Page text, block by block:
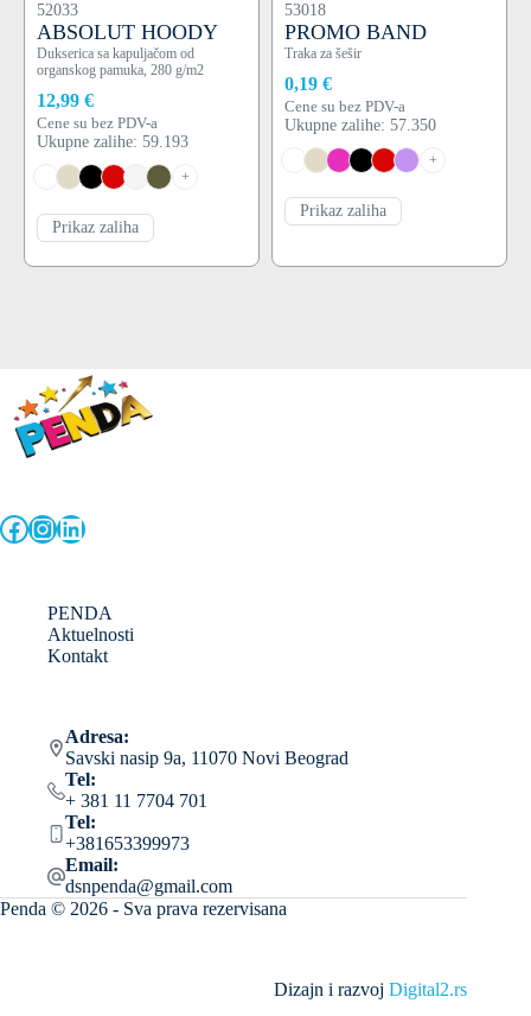
52033
ABSOLUT HOODY
Dukserica sa kapuljačom od
organskog pamuka, 280 g/m2
12,99 €
Cene su bez PDV-a
Ukupne zalihe: 59.193
+
Prikaz zaliha
53018
PROMO BAND
Traka za šešir
0,19 €
Cene su bez PDV-a
Ukupne zalihe: 57.350
+
Prikaz zaliha
Facebook
Instagram
LinkedIn
PENDA
Aktuelnosti
Kontakt
Adresa:
Savski nasip 9a, 11070 Novi Beograd
Tel:
+ 381 11 7704 701
Tel:
+381653399973
Email:
dsnpenda@gmail.com
Penda © 2026 - Sva prava rezervisana
Dizajn i razvojDigital2.rs